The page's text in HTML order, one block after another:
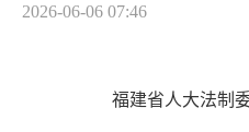
2026-06-06 07:46
福建省人大法制